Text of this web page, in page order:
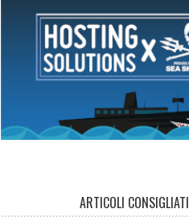
ARTICOLI CONSIGLIATI